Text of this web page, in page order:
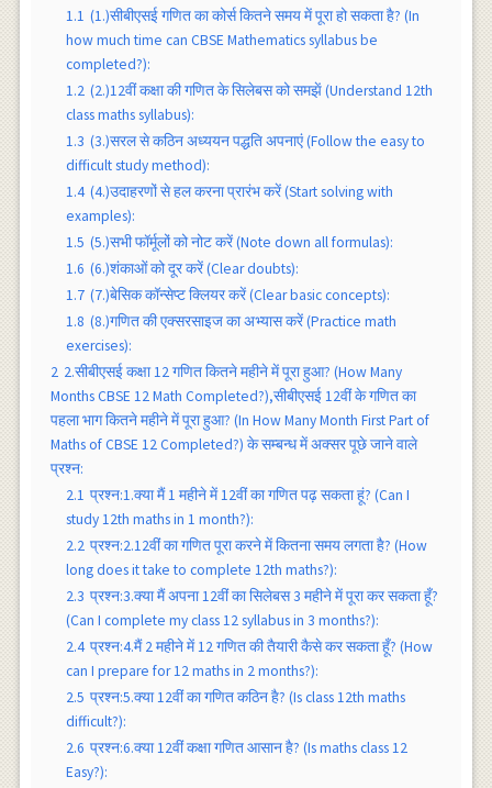
1.1 (1.)सीबीएसई गणित का कोर्स कितने समय में पूरा हो सकता है? (In
how much time can CBSE Mathematics syllabus be
completed?):
1.2 (2.)12वीं कक्षा की गणित के सिलेबस को समझें (Understand 12th
class maths syllabus):
1.3 (3.)सरल से कठिन अध्ययन पद्धति अपनाएं (Follow the easy to
difficult study method):
1.4 (4.)उदाहरणों से हल करना प्रारंभ करें (Start solving with
examples):
1.5 (5.)सभी फाॅर्मूलों को नोट करें (Note down all formulas):
1.6 (6.)शंकाओं को दूर करें (Clear doubts):
1.7 (7.)बेसिक कॉन्सेप्ट क्लियर करें (Clear basic concepts):
1.8 (8.)गणित की एक्सरसाइज का अभ्यास करें (Practice math
exercises):
2 2.सीबीएसई कक्षा 12 गणित कितने महीने में पूरा हुआ? (How Many
Months CBSE 12 Math Completed?),सीबीएसई 12वीं के गणित का
पहला भाग कितने महीने में पूरा हुआ? (In How Many Month First Part of
Maths of CBSE 12 Completed?) के सम्बन्ध में अक्सर पूछे जाने वाले
प्रश्न:
2.1 प्रश्न:1.क्या मैं 1 महीने में 12वीं का गणित पढ़ सकता हूं? (Can I
study 12th maths in 1 month?):
2.2 प्रश्न:2.12वीं का गणित पूरा करने में कितना समय लगता है? (How
long does it take to complete 12th maths?):
2.3 प्रश्न:3.क्या मैं अपना 12वीं का सिलेबस 3 महीने में पूरा कर सकता हूँ?
(Can I complete my class 12 syllabus in 3 months?):
2.4 प्रश्न:4.मैं 2 महीने में 12 गणित की तैयारी कैसे कर सकता हूँ? (How
can I prepare for 12 maths in 2 months?):
2.5 प्रश्न:5.क्या 12वीं का गणित कठिन है? (Is class 12th maths
difficult?):
2.6 प्रश्न:6.क्या 12वीं कक्षा गणित आसान है? (Is maths class 12
Easy?):